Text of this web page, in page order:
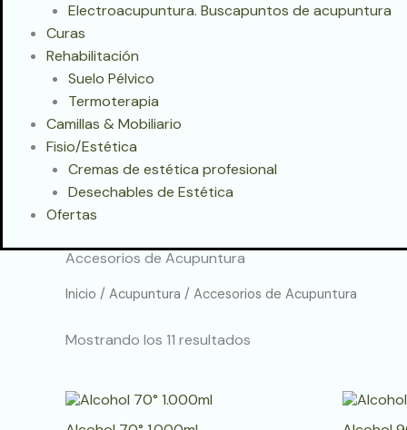
Electroacupuntura. Buscapuntos de acupuntura
Curas
Rehabilitación
Suelo Pélvico
Termoterapia
Camillas & Mobiliario
Fisio/Estética
Cremas de estética profesional
Desechables de Estética
Ofertas
Accesorios de Acupuntura
Inicio / Acupuntura / Accesorios de Acupuntura
Mostrando los 11 resultados